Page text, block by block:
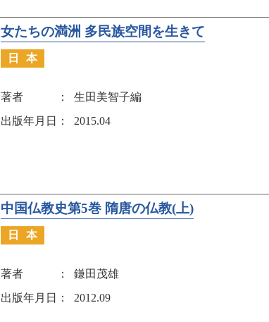
女たちの満洲 多民族空間を生きて
日本
著者 生田美智子編
出版年月日
2015.04
中国仏教史第5巻 隋唐の仏教(上)
日本
著者 鎌田茂雄
出版年月日
2012.09